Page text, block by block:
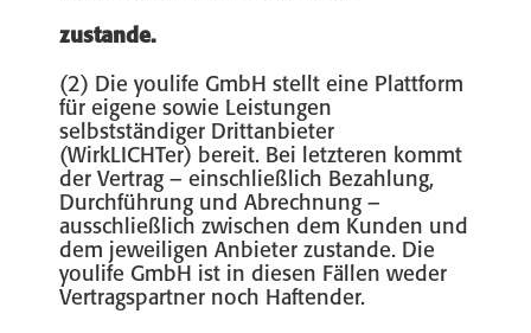
zustande.
(2) Die youlife GmbH stellt eine Plattform
für eigene sowie Leistungen
selbstständiger Drittanbieter
(WirkLICHTer) bereit. Bei letzteren kommt
der Vertrag – einschließlich Bezahlung,
Durchführung und Abrechnung –
ausschließlich zwischen dem Kunden und
dem jeweiligen Anbieter zustande. Die
youlife GmbH ist in diesen Fällen weder
Vertragspartner noch Haftender.